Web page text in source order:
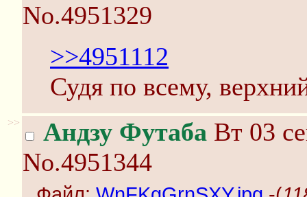
No.4951329
>>4951112
Судя по всему,
>> Андзу Футаба Вт 03
No.4951344